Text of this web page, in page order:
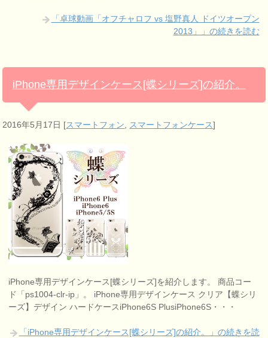
「卓球動画「オフチャロフ vs 塩野真人 ドイツオープン
2013」」の続きを読む
iPhone専用デザインケース[蝶シリーズ]の紹介。
2016年5月17日 [スマートフォン, スマートフォンケース]
iPhone専用デザインケース[蝶シリーズ]を紹介します。 商品コー
ド「ps1004-clr-ip」。 iPhone専用デザインケース クリア【蝶シリ
ーズ】デザイン ハードケースiPhone6S PlusiPhone6S・・・
「iPhone専用デザインケース[蝶シリーズ]の紹介。」の続きを読